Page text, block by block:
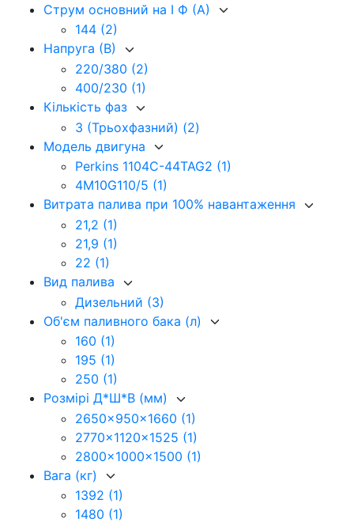
Струм основний на I Ф (А)
144 (2)
Напруга (В)
220/380 (2)
400/230 (1)
Кількість фаз
3 (Трьохфазний) (2)
Модель двигуна
Perkins 1104C-44TAG2 (1)
4M10G110/5 (1)
Витрата палива при 100% навантаження
21,2 (1)
21,9 (1)
22 (1)
Вид палива
Дизельний (3)
Об'єм паливного бака (л)
160 (1)
195 (1)
250 (1)
Розмірі Д*Ш*В (мм)
2650x950x1660 (1)
2770x1120x1525 (1)
2800x1000x1500 (1)
Вага (кг)
1392 (1)
1480 (1)